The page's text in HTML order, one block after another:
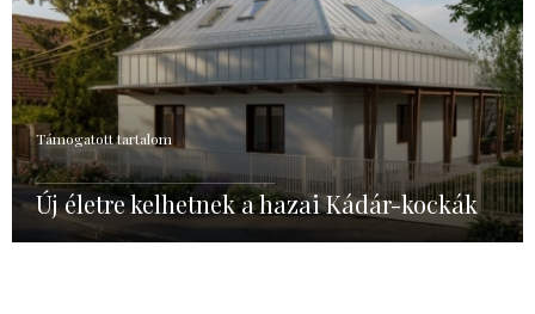
Támogatott tartalom
Új életre kelhetnek a hazai Kádár-kockák